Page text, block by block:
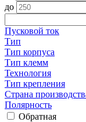
до
Пусковой ток
Тип
Тип корпуса
Тип клемм
Технология
Тип крепления
Страна
Полярность
Обратная